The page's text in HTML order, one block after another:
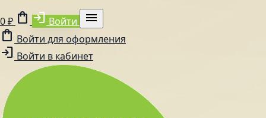
0 ₽ shopping_bag login Войти
menu
shopping_bag Войти для оформления
login Войти в кабинет